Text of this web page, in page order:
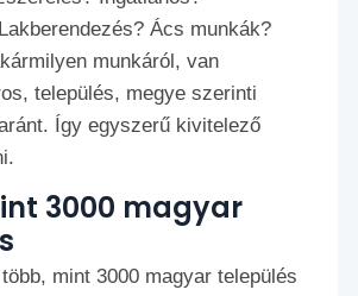
Ács munkák?
munkáról, van
település, megye szerinti
Így egyszerű kivitelező
3000 magyar
mint 3000 magyar település